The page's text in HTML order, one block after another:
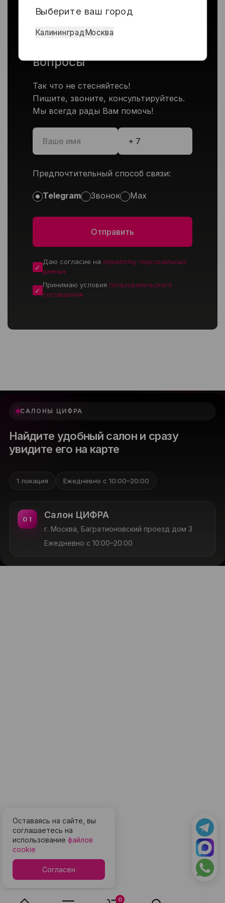
0
Ответим на все
вопросы
Так что не стесняйтесь!
Пишите, звоните, консультируйтесь.
Мы всегда рады Вам помочь!
Предпочтительный способ связи:
Telegram Звонок Max
Даю согласие на обработку персональных
данных
Принимаю условия пользовательского
соглашения
САЛОНЫ ЦИФРА
Найдите удобный салон и сразу
увидите его на карте
1 локация Ежедневно с 10:00–20:00
01 Салон ЦИФРА
г. Москва, Багратионовский проезд дом 3
Ежедневно с 10:00–20:00
Выберите ваш город
КалининградМосква
Оставаясь на сайте, вы
соглашаетесь на
использование файлов
cookie
Согласен